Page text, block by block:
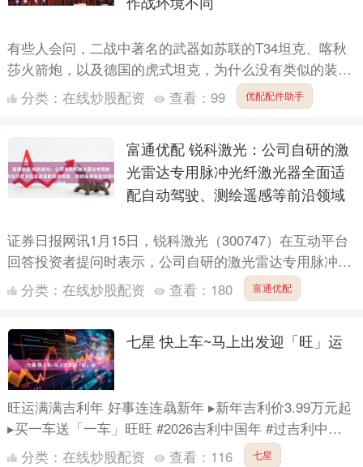
有些人会问，二战中著名的武器如苏联的T34坦克、喀秋
莎火箭炮，以及德国的虎式坦克，为什么没有类似的装备
出自美国？要回答这个问题，我们需要从美国参加二战时
的战场环....
分类： 在线炒股配资 查看： 99 优配配件助手
富通优配 锐科激光：公司自研的激
光雷达专用脉冲光纤激光器全面适
配自动驾驶、测绘遥感等前沿领域
证券日报网讯1月15日，锐科激光（300747）在互动平台
回答投资者提问时表示，公司自研的激光雷达专用脉冲光
纤激光器(1550/1535nm)全面适配自动驾驶、....
分类： 在线炒股配资 查看： 180 富通优配
七星 快上车~马上出发迎「旺」运
旺运满满吉利年 好事连连骉新年 ▸新年吉利价3.99万元起
▸买一车送「一车」旺旺 #2026吉利中国年 #过吉利中国
年你旺我旺大家旺 #年度9连冠这是中国星时....
分类： 在线炒股配资 查看： 116 七星